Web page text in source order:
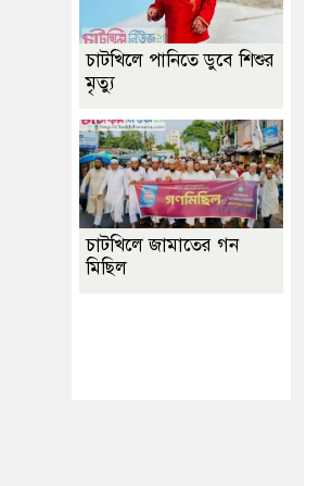
চাটখিলে পানিতে ডুবে শিশুর
মৃত্যু
চাটখিলে জামাতের গন
মিছিল